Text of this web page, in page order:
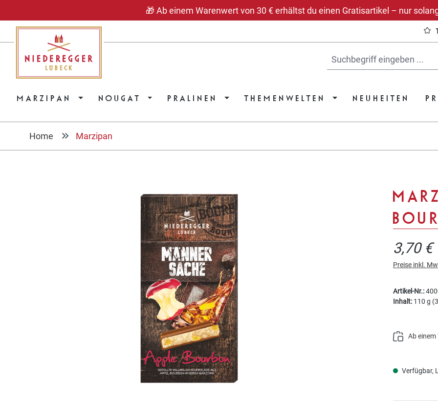
🎁 Ab einem Warenwert von 30 € erhältst du einen Gratisartikel – nur
Zur Hauptnavigation springen
MARZIPAN NOUGAT PRALINEN THEMENWELTEN NEUHEITEN
Home Marzipan
3,70 €
Preise inkl.
Artikel-Nr.:
Inhalt: 110 g
Ab
Verfügbar,